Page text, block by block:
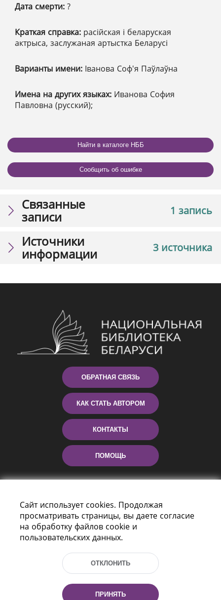
Дата смерти: ?
Краткая справка: расійская і беларуская
актрыса, заслужаная артыстка Беларусі
Варианты имени: Іванова Соф'я Паўлаўна
Имена на других языках: Иванова София
Павловна (русский);
Найти в каталоге НББ
Сообщить об ошибке
1 запись
Связанные
записи
3 источника
Источники
информации
ОБРАТНАЯ СВЯЗЬ
КАК СТАТЬ АВТОРОМ
КОНТАКТЫ
ПОМОЩЬ
Пр-т Независимости 116
г. Минск, Республика Беларусь, 220114
Тел.: (+375 17) 368 37 37, Факс: (+375 17)
Эл. почта: inbox@nlb.by
Сайт использует cookies. Продолжая
просматривать страницы, вы даете согласие
на обработку файлов cookie и
пользовательских данных.
ОТКЛОНИТЬ
ПРИНЯТЬ